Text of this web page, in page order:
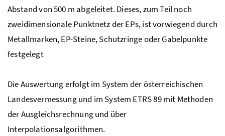
Abstand von 500 m abgeleitet. Dieses, zum Teil noch
zweidimensionale Punktnetz der EPs, ist vorwiegend durch
Metallmarken, EP-Steine, Schutzringe oder Gabelpunkte
festgelegt
Die Auswertung erfolgt im System der österreichischen
Landesvermessung und im System ETRS 89 mit Methoden
der Ausgleichsrechnung und über
Interpolationsalgorithmen.